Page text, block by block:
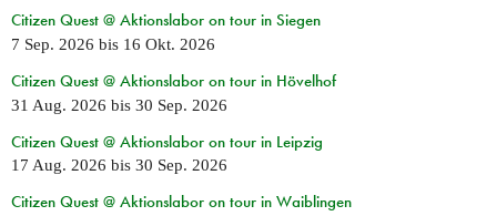
Citizen Quest @ Aktionslabor on tour in Siegen
7 Sep. 2026 bis 16 Okt. 2026
Citizen Quest @ Aktionslabor on tour in Hövelhof
31 Aug. 2026 bis 30 Sep. 2026
Citizen Quest @ Aktionslabor on tour in Leipzig
17 Aug. 2026 bis 30 Sep. 2026
Citizen Quest @ Aktionslabor on tour in Waiblingen